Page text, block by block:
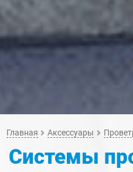
Главная Аксессуары
Системы